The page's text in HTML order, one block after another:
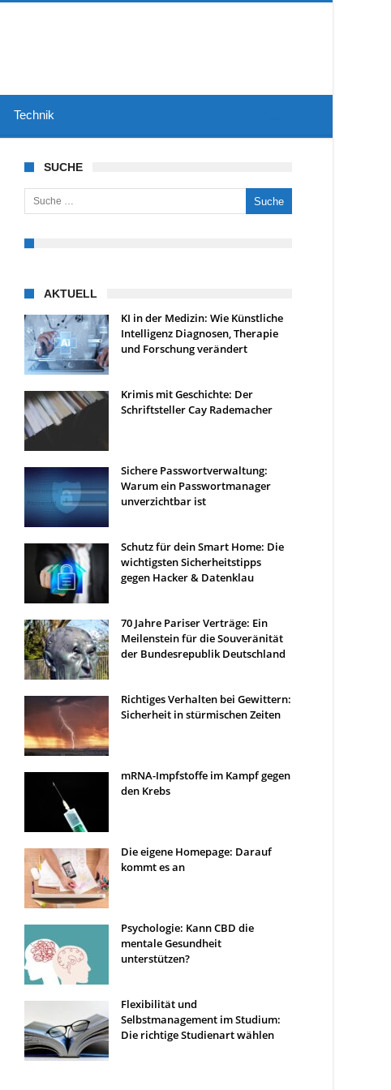
Technik
SUCHE
Suche nach:
AKTUELL
KI in der Medizin: Wie Künstliche
Intelligenz Diagnosen, Therapie
und Forschung verändert
Krimis mit Geschichte: Der
Schriftsteller Cay Rademacher
Sichere Passwortverwaltung:
Warum ein Passwortmanager
unverzichtbar ist
Schutz für dein Smart Home: Die
wichtigsten Sicherheitstipps
gegen Hacker & Datenklau
70 Jahre Pariser Verträge: Ein
Meilenstein für die Souveränität
der Bundesrepublik Deutschland
Richtiges Verhalten bei Gewittern:
Sicherheit in stürmischen Zeiten
mRNA-Impfstoffe im Kampf gegen
den Krebs
Die eigene Homepage: Darauf
kommt es an
Psychologie: Kann CBD die
mentale Gesundheit
unterstützen?
Flexibilität und
Selbstmanagement im Studium:
Die richtige Studienart wählen